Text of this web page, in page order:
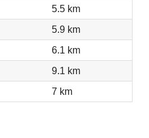
5.5 km
5.9 km
6.1 km
9.1 km
7 km